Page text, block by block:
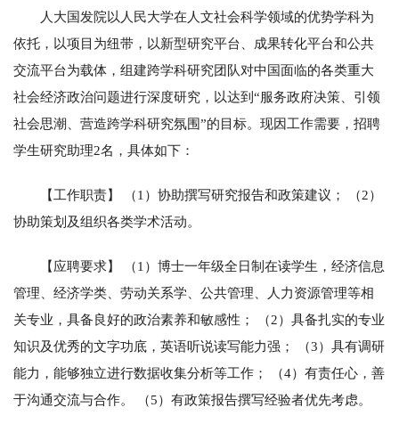
人大国发院以人民大学在人文社会科学领域的优势学科为
依托，以项目为纽带，以新型研究平台、成果转化平台和公共
交流平台为载体，组建跨学科研究团队对中国面临的各类重大
社会经济政治问题进行深度研究，以达到“服务政府决策、引领
社会思潮、营造跨学科研究氛围”的目标。现因工作需要，招聘
学生研究助理2名，具体如下：
【工作职责】 （1）协助撰写研究报告和政策建议； （2）
协助策划及组织各类学术活动。
【应聘要求】 （1）博士一年级全日制在读学生，经济信息
管理、经济学类、劳动关系学、公共管理、人力资源管理等相
关专业，具备良好的政治素养和敏感性； （2）具备扎实的专业
知识及优秀的文字功底，英语听说读写能力强； （3）具有调研
能力，能够独立进行数据收集分析等工作； （4）有责任心，善
于沟通交流与合作。 （5）有政策报告撰写经验者优先考虑。